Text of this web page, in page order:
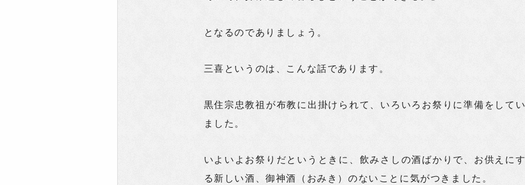
となるのでありましょう。
三喜というのは、こんな話であります。
黒住宗忠教祖が布教に出掛けられて、いろいろお祭りに準備をして
ました。
いよいよお祭りだというときに、飲みさしの酒ばかりで、お供えに
る新しい酒、御神酒（おみき）のないことに気がつきました。